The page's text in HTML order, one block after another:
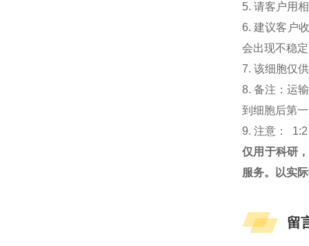
5. 请客户用
6. 建议客户
会出现不稳
7. 该细胞仅
8. 备注：运
到细胞后第
9. 注意： 1:2
仅用于科研
服务。以实
留